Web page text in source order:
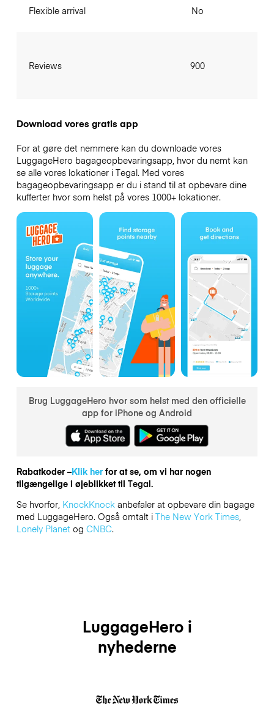
Flexible arrival
Reviews
No
900
Download vores gratis app
For at gøre det nemmere kan du downloade vores
LuggageHero bagageopbevaringsapp, hvor du nemt kan
se alle vores lokationer i Tegal. Med vores
bagageopbevaringsapp er du i stand til at opbevare dine
kufferter hvor som helst på vores 1000+ lokationer.
Brug LuggageHero hvor som helst med den officielle
app for iPhone og Android
Rabatkoder –Klik herfor at se, om vi har nogen
tilgængelige i øjeblikket til Tegal.
Se hvorfor, KnockKnockanbefaler at opbevare din bagage
med LuggageHero. Også omtalt i The New York Times,
Lonely Planetog CNBC.
LuggageHero i
nyhederne